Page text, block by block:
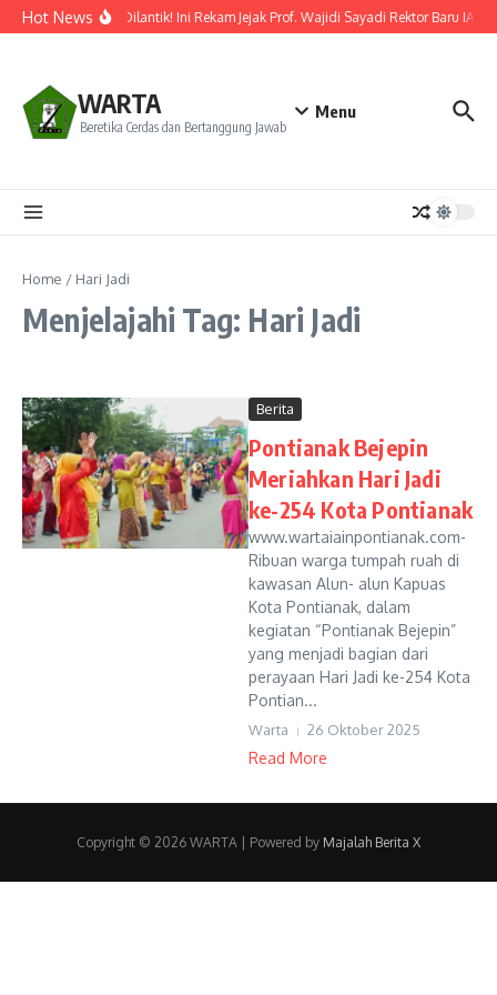
Lewati ke konten
Hot NewsResmi Dilantik! Ini Rekam Jejak Prof. Wajidi Sayadi Rektor Baru IAIN
WARTA
Beretika Cerdas dan Bertanggung Jawab
Menu
Home / Hari Jadi
Menjelajahi Tag: Hari Jadi
Berita
Pontianak Bejepin
Meriahkan Hari Jadi
ke-254 Kota Pontianak
www.wartaiainpontianak.com-
Ribuan warga tumpah ruah di
kawasan Alun- alun Kapuas
Kota Pontianak, dalam
kegiatan “Pontianak Bejepin”
yang menjadi bagian dari
perayaan Hari Jadi ke-254 Kota
Pontian...
Warta 26 Oktober 2025
Read More
Copyright © 2026 WARTA | Powered by Majalah Berita X